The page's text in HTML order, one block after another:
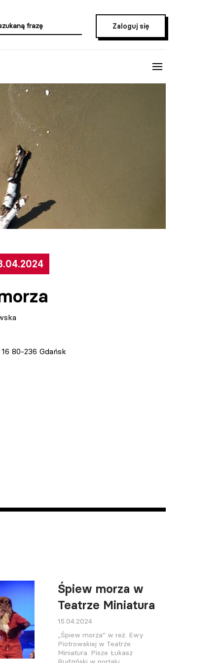
Zaloguj się
80-236 Gdańsk
Śpiew morza w
Teatrze Miniatura
15.04.2024
„Śpiew morza” w reż. Ewy
Piotrowskiej w Teatrze
Miniatura. Pisze Łukasz